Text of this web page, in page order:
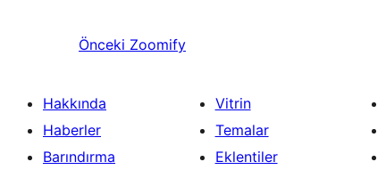
Önceki Zoomify
Hakkında
Haberler
Barındırma
Vitrin
Temalar
Eklentiler